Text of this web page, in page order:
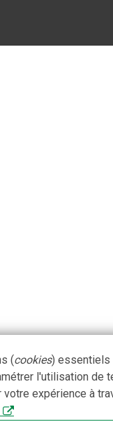
(cookies) essentiels
l'utilisation de
expérience à